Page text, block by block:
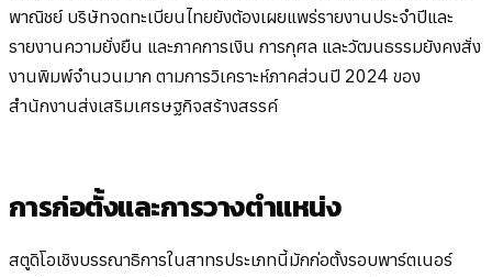
พาณิชย์ บริษัทจดทะเบียนไทยยังต้องเผยแพร่รายงานประจำปีและ
รายงานความยั่งยืน และภาคการเงิน การกุศล และวัฒนธรรมยังคงสั่ง
งานพิมพ์จำนวนมาก ตามการวิเคราะห์ภาคส่วนปี 2024 ของ
สำนักงานส่งเสริมเศรษฐกิจสร้างสรรค์
การก่อตั้งและการวางตำแหน่ง
สตูดิโอเชิงบรรณาธิการในสาทรประเภทนี้มักก่อตั้งรอบพาร์ตเนอร์